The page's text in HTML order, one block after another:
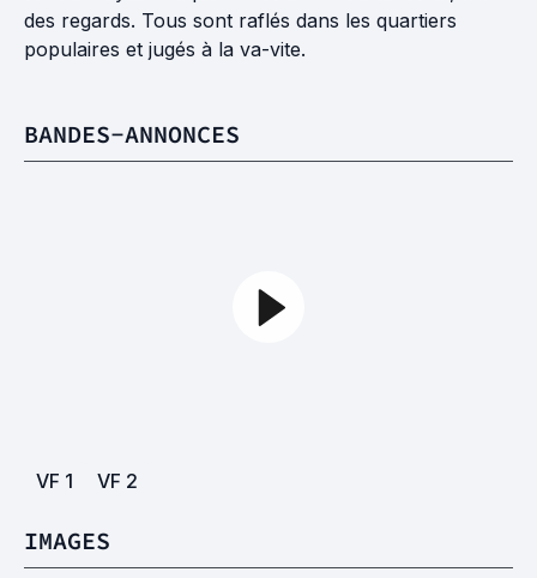
des regards. Tous sont raflés dans les quartiers
populaires et jugés à la va-vite.
BANDES-ANNONCES
VF 1 VF 2
IMAGES